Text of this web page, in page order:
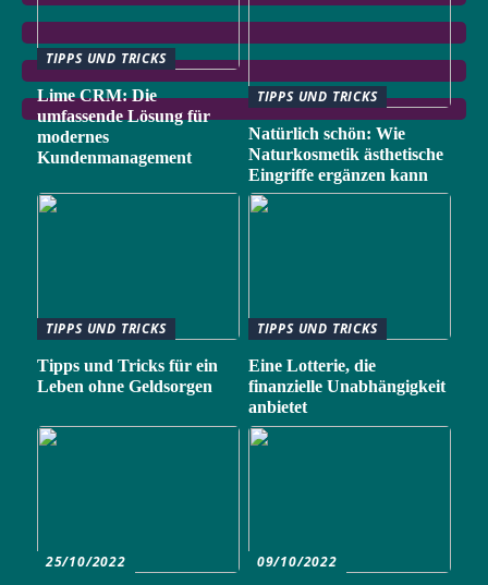
TIPPS UND TRICKS
Lime CRM: Die
umfassende Lösung für
modernes
Kundenmanagement
TIPPS UND TRICKS
Natürlich schön: Wie
Naturkosmetik ästhetische
Eingriffe ergänzen kann
TIPPS UND TRICKS
Tipps und Tricks für ein
Leben ohne Geldsorgen
TIPPS UND TRICKS
Eine Lotterie, die
finanzielle Unabhängigkeit
anbietet
25/10/2022
09/10/2022